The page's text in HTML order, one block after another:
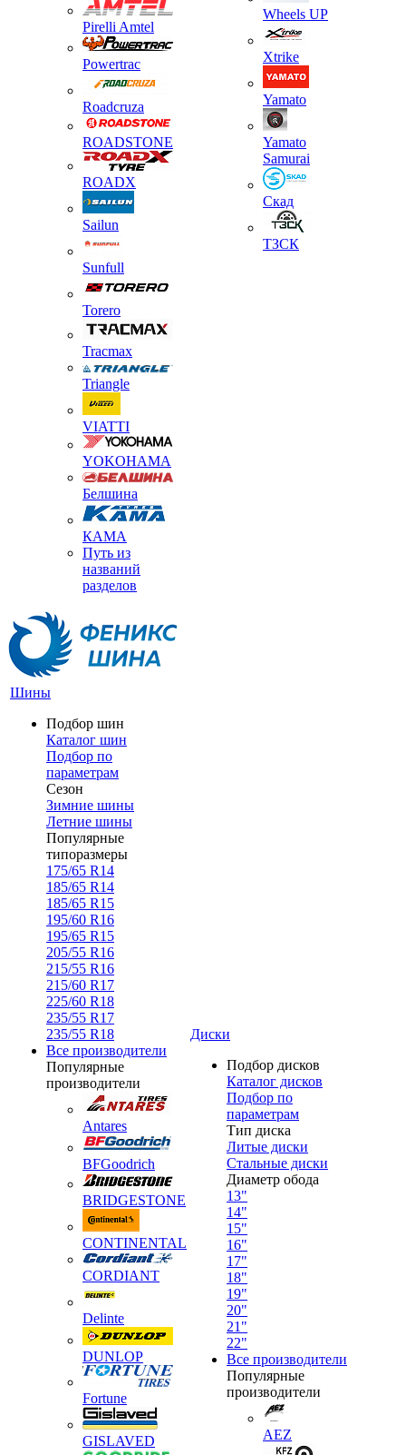
Pirelli Amtel
Powertrac
Roadcruza
ROADSTONE
ROADX
Sailun
Sunfull
Torero
Tracmax
Triangle
VIATTI
YOKOHAMA
Белшина
КАМА
Путь из
названий
разделов
Wheels UP
Xtrike
Yamato
Yamato
Samurai
Скад
ТЗСК
Шины
Подбор шин
Каталог шин
Подбор по
параметрам
Сезон
Зимние шины
Летние шины
Популярные
типоразмеры
175/65 R14
185/65 R14
185/65 R15
195/60 R16
195/65 R15
205/55 R16
215/55 R16
215/60 R17
225/60 R18
235/55 R17
235/55 R18
Все производители
Популярные
производители
Antares
BFGoodrich
BRIDGESTONE
CONTINENTAL
CORDIANT
Delinte
DUNLOP
Fortune
GISLAVED
Диски
Подбор дисков
Каталог дисков
Подбор по
параметрам
Тип диска
Литые диски
Стальные диски
Диаметр обода
13"
14"
15"
16"
17"
18"
19"
20"
21"
22"
Все производители
Популярные
производители
AEZ